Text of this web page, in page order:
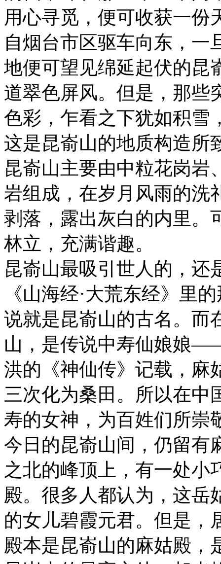
用心寻觅，便可收获一份
自烟台市区驱车向东，一
地便可望见绵延起伏的昆
道翠色屏风。但是，那些
色彩，乍看之下犹如积雪
这是昆嵛山的地质构造所
昆嵛山主要由中粒花岗岩
岩组成，在岁月风雨的洗
剥落，露出灰白的内里。
林立，充满谐趣。
昆嵛山最吸引世人的，还
《山海经·大荒东经》里
说就是昆嵛山的古名。而
山，是传说中寿仙娘娘
洪的《神仙传》记载，麻
三次化为桑田。所以在中
寿的女神，为百姓们所崇
今日的昆嵛山间，仍留有
之北的峰顶上，有一处小
殿。很多人都认为，这岳
的女儿碧霞元君。但是，
殿本是昆嵛山的麻姑殿，